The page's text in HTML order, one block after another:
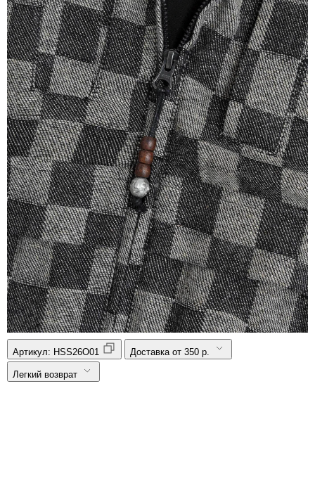
Артикул: HSS26O01 Доставка от 350 р.
Легкий возврат